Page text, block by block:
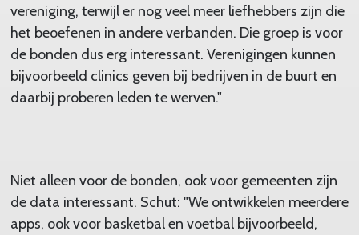
vereniging, terwijl er nog veel meer liefhebbers zijn die
het beoefenen in andere verbanden. Die groep is voor
de bonden dus erg interessant. Verenigingen kunnen
bijvoorbeeld clinics geven bij bedrijven in de buurt en
daarbij proberen leden te werven."
Niet alleen voor de bonden, ook voor gemeenten zijn
de data interessant. Schut: "We ontwikkelen meerdere
apps, ook voor basketbal en voetbal bijvoorbeeld,